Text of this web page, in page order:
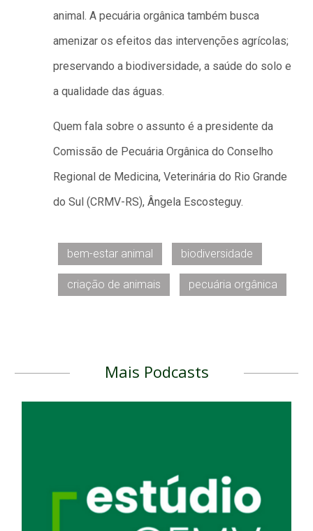
animal. A pecuária orgânica também busca
amenizar os efeitos das intervenções agrícolas;
preservando a biodiversidade, a saúde do solo e
a qualidade das águas.
Quem fala sobre o assunto é a presidente da
Comissão de Pecuária Orgânica do Conselho
Regional de Medicina, Veterinária do Rio Grande
do Sul (CRMV-RS), Ângela Escosteguy.
bem-estar animal biodiversidade
criação de animais pecuária orgânica
Mais Podcasts